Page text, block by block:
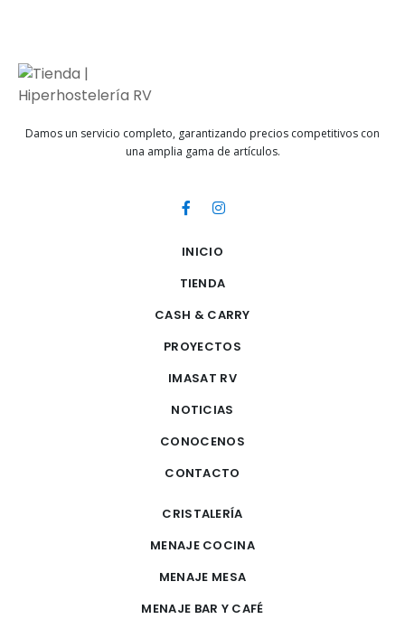
Damos un servicio completo, garantizando precios competitivos con
una amplia gama de artículos.
INICIO
TIENDA
CASH & CARRY
PROYECTOS
IMASAT RV
NOTICIAS
CONOCENOS
CONTACTO
CRISTALERÍA
MENAJE COCINA
MENAJE MESA
MENAJE BAR Y CAFÉ